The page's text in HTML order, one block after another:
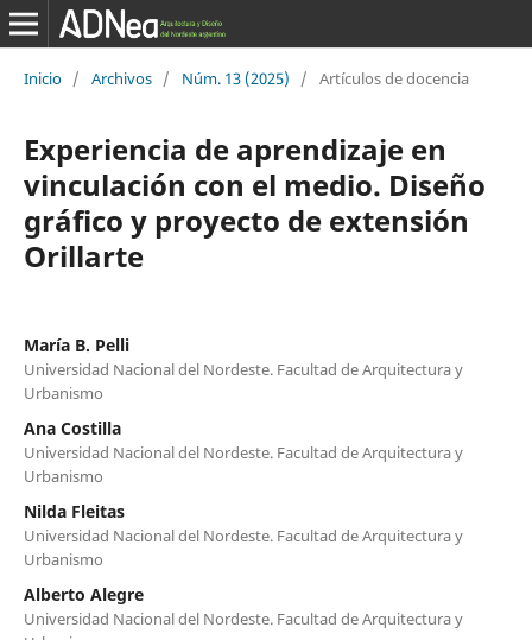
Inicio / Archivos / Núm. 13 (2025) / Artículos de docencia
Experiencia de aprendizaje en
vinculación con el medio. Diseño
gráfico y proyecto de extensión
Orillarte
María B. Pelli
Universidad Nacional del Nordeste. Facultad de Arquitectura y
Urbanismo
Ana Costilla
Universidad Nacional del Nordeste. Facultad de Arquitectura y
Urbanismo
Nilda Fleitas
Universidad Nacional del Nordeste. Facultad de Arquitectura y
Urbanismo
Alberto Alegre
Universidad Nacional del Nordeste. Facultad de Arquitectura y